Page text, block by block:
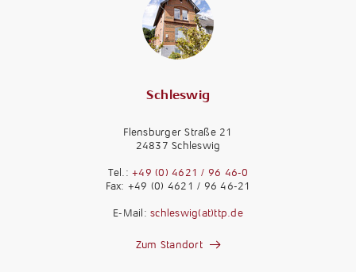
Schleswig
Flensburger Straße 21
24837 Schleswig
Tel.: +49 (0) 4621 / 96 46-0
Fax: +49 (0) 4621 / 96 46-21
E-Mail:schleswig(at)ttp.de
Zum Standort